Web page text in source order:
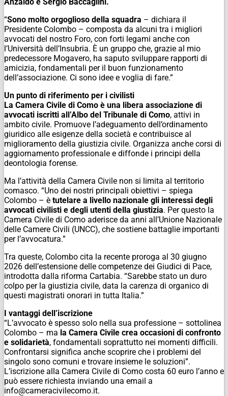
“Sono molto orgoglioso della squadra – dichiara il
Presidente Colombo – composta da alcuni tra i migliori
avvocati del nostro Foro, con forti legami anche con
l’Università dell’Insubria. È un gruppo che, grazie al mio
predecessore Mogavero, ha saputo sviluppare rapporti di
amicizia, fondamentali per il buon funzionamento
dell’associazione. Ci sono idee e voglia di fare.”
Un punto di riferimento per i civilisti
La Camera Civile di Como è una libera associazione di
avvocati iscritti all’Albo del Tribunale di Como, attivi in
ambito civile. Promuove l’adeguamento dell’ordinamento
giuridico alle esigenze della società e contribuisce al
miglioramento della giustizia civile. Organizza anche corsi di
aggiornamento professionale e diffonde i principi della
deontologia forense.
Ma l’attività della Camera Civile non si limita al territorio
comasco. “Uno dei nostri principali obiettivi – spiega
Colombo – è tutelare a livello nazionale gli interessi degli
avvocati civilisti e degli utenti della giustizia. Per questo la
Camera Civile di Como aderisce da anni all’Unione Nazionale
delle Camere Civili (UNCC), che sostiene battaglie importanti
per l’avvocatura.”
Tra queste, Colombo cita la recente proroga al 30 giugno
2026 dell’estensione delle competenze dei Giudici di Pace,
introdotta dalla riforma Cartabia. “Sarebbe stato un duro
colpo per la giustizia civile, data la carenza di organico di
questi magistrati onorari in tutta Italia.”
I vantaggi dell’iscrizione
“L’avvocato è spesso solo nella sua professione – sottolinea
Colombo – ma la Camera Civile crea occasioni di confronto
e solidarietà, fondamentali soprattutto nei momenti difficili.
Confrontarsi significa anche scoprire che i problemi del
singolo sono comuni e trovare insieme le soluzioni”.
L’iscrizione alla Camera Civile di Como costa 60 euro l’anno e
può essere richiesta inviando una email a
info@cameracivilecomo.it.